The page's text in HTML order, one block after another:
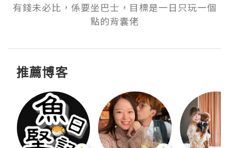
有錢未必比，係要坐巴士，目標是一日只玩一個
點的背囊佬
推薦博客